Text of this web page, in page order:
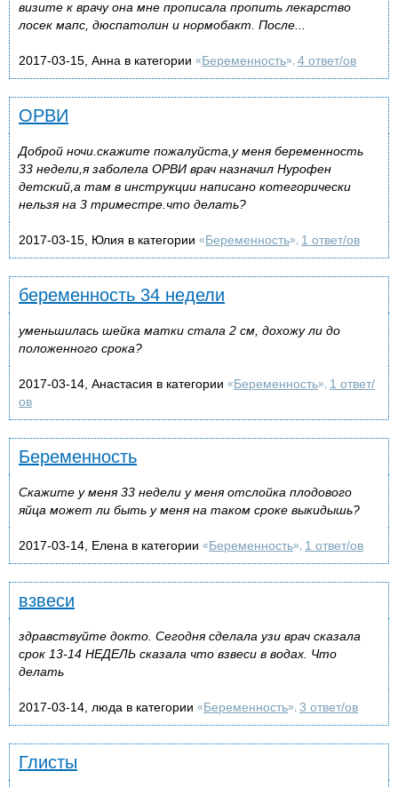
визите к врачу она мне прописала пропить лекарство
лосек мапс, дюспатолин и нормобакт. После...
2017-03-15, Анна в категории «Беременность», 4 ответ/ов
ОРВИ
Доброй ночи.скажите пожалуйста,у меня беременность
33 недели,я заболела ОРВИ врач назначил Нурофен
детский,а там в инструкции написано котегорически
нельзя на 3 триместре.что делать?
2017-03-15, Юлия в категории «Беременность», 1 ответ/ов
беременность 34 недели
уменьшилась шейка матки стала 2 см, дохожу ли до
положенного срока?
2017-03-14, Анастасия в категории «Беременность», 1 ответ/
ов
Беременность
Скажите у меня 33 недели у меня отслойка плодового
яйца может ли быть у меня на таком сроке выкидышь?
2017-03-14, Елена в категории «Беременность», 1 ответ/ов
взвеси
здравствуйте докто. Сегодня сделала узи врач сказала
срок 13-14 НЕДЕЛЬ сказала что взвеси в водах. Что
делать
2017-03-14, люда в категории «Беременность», 3 ответ/ов
Глисты